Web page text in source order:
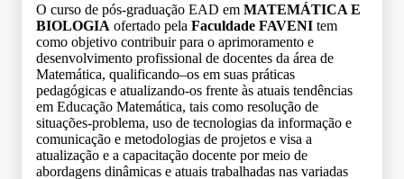
O curso de pós-graduação EAD em MATEMÁTICA E
BIOLOGIA ofertado pela Faculdade FAVENI tem
como objetivo contribuir para o aprimoramento e
desenvolvimento profissional de docentes da área de
Matemática, qualificando–os em suas práticas
pedagógicas e atualizando-os frente às atuais tendências
em Educação Matemática, tais como resolução de
situações-problema, uso de tecnologias da informação e
comunicação e metodologias de projetos e visa a
atualização e a capacitação docente por meio de
abordagens dinâmicas e atuais trabalhadas nas variadas